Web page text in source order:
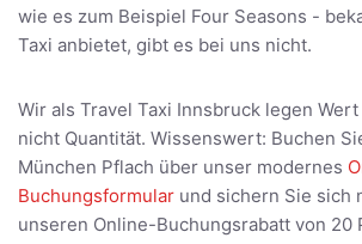
wie es zum Beispiel Four Seasons -
Taxi anbietet, gibt es bei uns nicht.
Wir als Travel Taxi Innsbruck legen
nicht Quantität. Wissenswert: Buchen
München Pflach über unser modernes
Buchungsformular und sichern Sie sich
unseren Online-Buchungsrabatt von 20